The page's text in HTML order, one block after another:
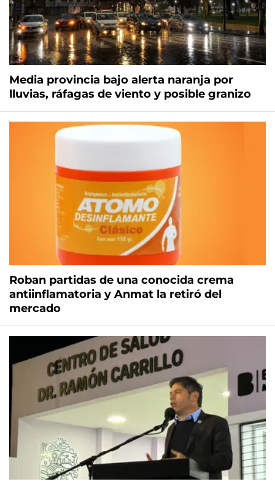
Media provincia bajo alerta naranja por
lluvias, ráfagas de viento y posible granizo
Roban partidas de una conocida crema
antiinflamatoria y Anmat la retiró del
mercado